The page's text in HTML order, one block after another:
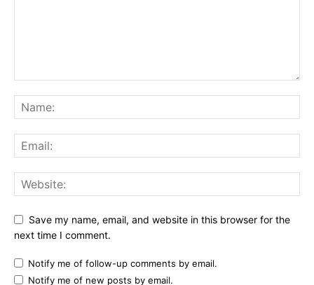
Save my name, email, and website in this browser for the
next time I comment.
Notify me of follow-up comments by email.
Notify me of new posts by email.